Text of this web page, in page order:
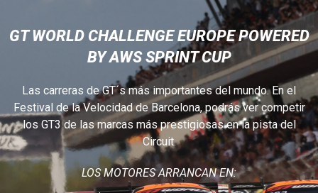
GT WORLD CHALLENGE EUROPE POWERED
BY AWS SPRINT CUP
Las carreras de GT´s más importantes del mundo. En el
Festival de la Velocidad de Barcelona, podrás ver competir
los GT3 de las marcas más prestigiosas en la pista del
Circuit.
LOS MOTORES ARRANCAN EN: